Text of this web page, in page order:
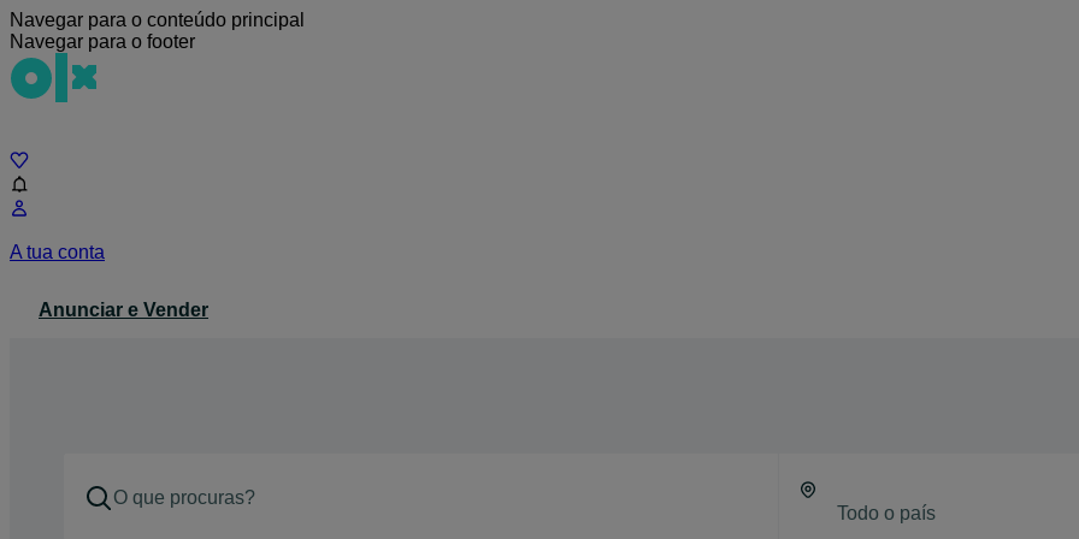
Navegar para o conteúdo principal
Navegar para o footer
A tua conta
Anunciar e Vender